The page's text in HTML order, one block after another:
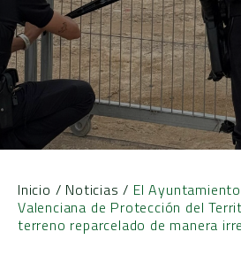
Inicio / Noticias / El
Valenciana de Protección del
terreno reparcelado de manera